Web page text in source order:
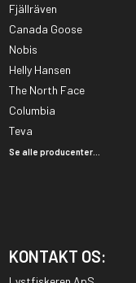
Fjällräven
Canada Goose
Nobis
Helly Hansen
The North Face
Columbia
Teva
Se alle producenter...
KONTAKT OS: